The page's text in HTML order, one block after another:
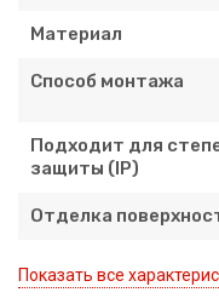
Материал
Способ монтажа
Подходит для
защиты (IP)
Отделка
Показать все